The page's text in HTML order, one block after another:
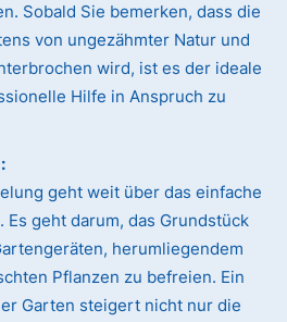
Sobald Sie bemerken, dass die
von ungezähmter Natur und
wird, ist es der ideale
Hilfe in Anspruch zu
geht weit über das einfache
Es geht darum, das Grundstück
herumliegendem
Pflanzen zu befreien. Ein
Garten steigert nicht nur die